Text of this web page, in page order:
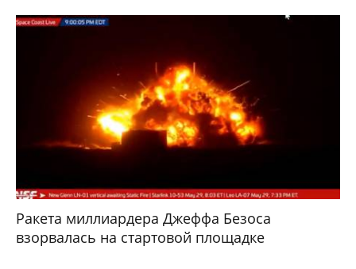
Ракета миллиардера Джеффа Безоса
взорвалась на стартовой площадке